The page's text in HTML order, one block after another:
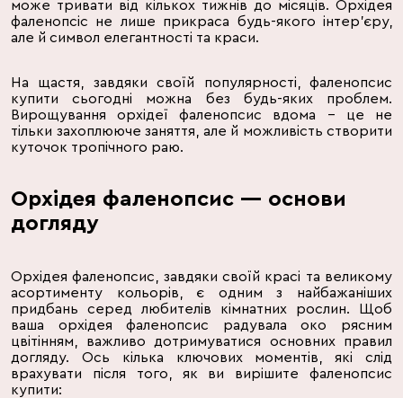
може тривати від кількох тижнів до місяців. Орхідея
фаленопсіс не лише прикраса будь-якого інтер'єру,
але й символ елегантності та краси.
На щастя, завдяки своїй популярності, фаленопсис
купити сьогодні можна без будь-яких проблем.
Вирощування орхідеї фаленопсис вдома – це не
тільки захоплююче заняття, але й можливість створити
куточок тропічного раю.
Орхідея фаленопсис — основи
догляду
Орхідея фаленопсис, завдяки своїй красі та великому
асортименту кольорів, є одним з найбажаніших
придбань серед любителів кімнатних рослин. Щоб
ваша орхідея фаленопсис радувала око рясним
цвітінням, важливо дотримуватися основних правил
догляду. Ось кілька ключових моментів, які слід
врахувати після того, як ви вирішите фаленопсис
купити: